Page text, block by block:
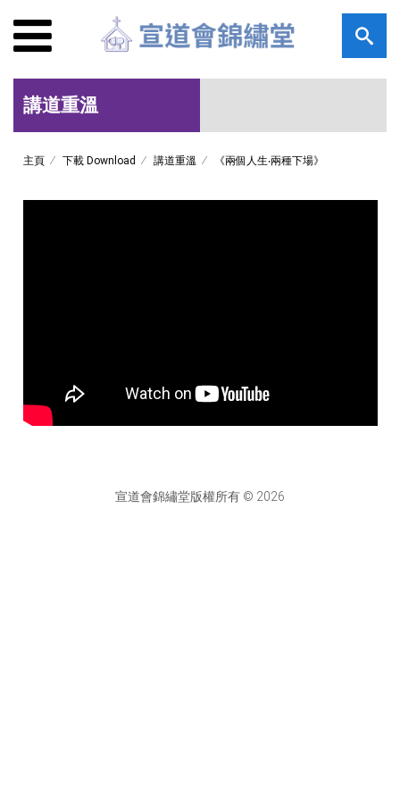
講道重溫
主頁 下載 Download 講道重溫 《兩個人生‧兩種下場》
宣道會錦繡堂版權所有 © 2026